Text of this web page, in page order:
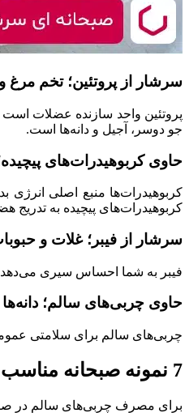
سرشار از پروتئین؛ تخم مرغ
جو دوسر، آجیل و دانه‌ها است.
حاوی کربوهیدرات‌های
کربوهیدرات‌ها منبع اصلی انرژی
کربوهیدرات‌های پیچیده به تدریج
سرشار از فیبر؛ غلات و
فیبر به شما احساس سیری می‌دهد و به هضم غذا کمک می‌کند.
حاوی چربی‌های سالم؛
چربی‌های سالم برای سلامتی
7 نمونه صبحانه مناسب برای عضله‌سازی؛ اسموتی پروتئینی و ماست یونانی
برای مصرف چربی‌های سالم در